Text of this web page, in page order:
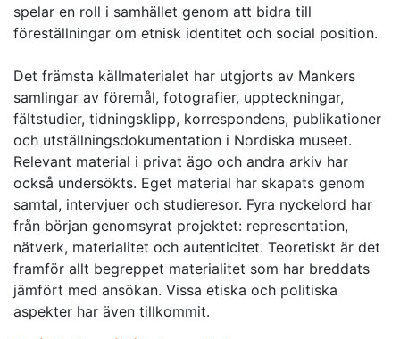
spelar en roll i samhället genom att bidra till
föreställningar om etnisk identitet och social position.
Det främsta källmaterialet har utgjorts av Mankers
samlingar av föremål, fotografier, uppteckningar,
fältstudier, tidningsklipp, korrespondens, publikationer
och utställningsdokumentation i Nordiska museet.
Relevant material i privat ägo och andra arkiv har
också undersökts. Eget material har skapats genom
samtal, intervjuer och studieresor. Fyra nyckelord har
från början genomsyrat projektet: representation,
nätverk, materialitet och autenticitet. Teoretiskt är det
framför allt begreppet materialitet som har breddats
jämfört med ansökan. Vissa etiska och politiska
aspekter har även tillkommit.